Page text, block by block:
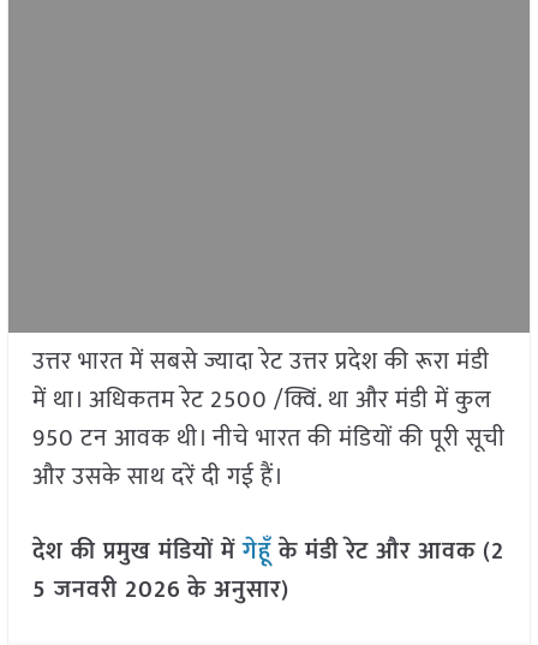
उत्तर भारत में सबसे ज्यादा रेट उत्तर प्रदेश की रूरा मंडी
में था। अधिकतम रेट 2500 /क्विं. था और मंडी में कुल
950 टन आवक थी। नीचे भारत की मंडियों की पूरी सूची
और उसके साथ दरें दी गई हैं।
देश की प्रमुख मंडियों मेंगेहूँके मंडी रेट और आवक (2
5 जनवरी 2026के अनुसार)